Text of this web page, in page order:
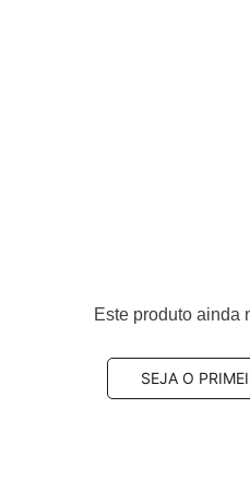
34216798193,
Este produto ainda
SEJA O